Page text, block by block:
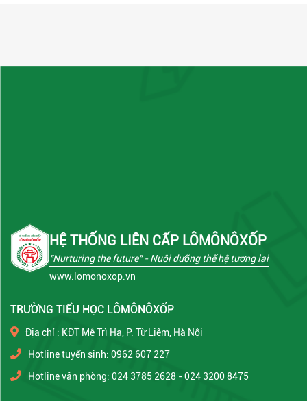
HỆ THỐNG LIÊN CẤP LÔMÔNÔXỐP
"Nurturing the future"- Nuôi dưỡng thế hệ tương lai
www.lomonoxop.vn
TRƯỜNG TIỂU HỌC LÔMÔNÔXỐP
Địa chỉ : KĐT Mễ Trì Hạ, P. Từ Liêm, Hà Nội
Hotline tuyển sinh: 0962 607 227
Hotline văn phòng: 024 3785 2628 - 024 3200 8475